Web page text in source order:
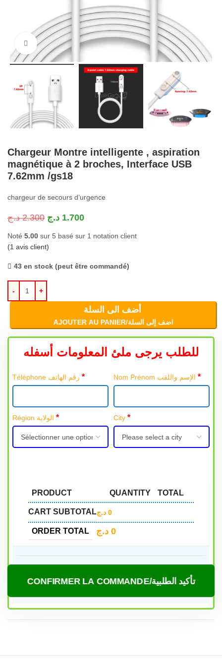
Cliquez pour agrandir
Chargeur Montre intelligente , aspiration
magnétique à 2 broches, Interface USB
7.62mm /gs18
chargeur de secours d’urgence
2.300 د.ج 1.700 د.ج
Noté5.00 sur 5 basé sur 1 notation client
(1 avis client)
43 en stock (peut être commandé)
أضف الى السلة
AJOUTER AU PANIER/اضف إلى السلة
للطلب يرجى ملئ المعلومات أسفله
Téléphone رقم الهاتف* *
Région الولاية* City *
PRODUCT QUANTITY TOTAL
CART SUBTOTAL 0 د.ج
ORDER TOTAL 0 د.ج
CONFIRMER LA COMMANDE/تأكيد الطلبية